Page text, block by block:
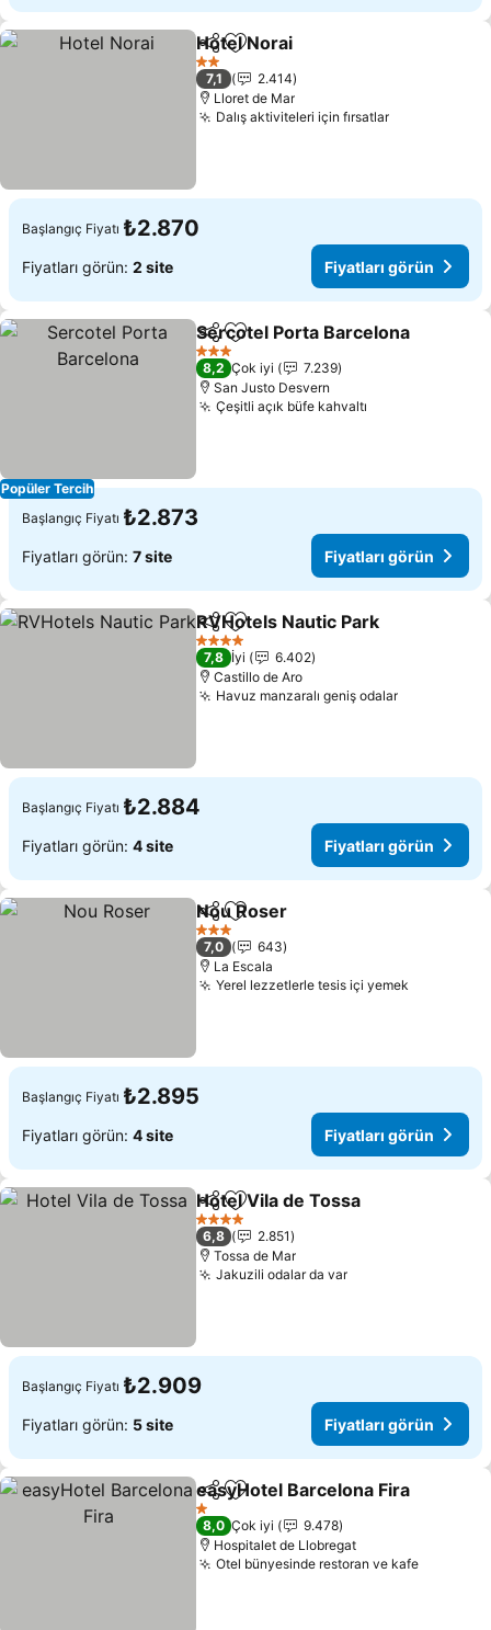
PaylaşFavorilerime ekle
Hotel Norai
2 Yıldız
7,1
2.414
Lloret de Mar
Dalış aktiviteleri için fırsatlarFiyatları
Başlangıç Fiyatı ₺2.870
Fiyatları görün: 2 site Fiyatları görün
Popüler Tercih
PaylaşFavorilerime ekle
Sercotel Porta Barcelona
3 Yıldız
8,2 Çok iyi
7.239
San Justo Desvern
Çeşitli açık büfe kahvaltı
Başlangıç Fiyatı ₺2.873
Fiyatları görün: 7 site Fiyatları görün
PaylaşFavorilerime ekle
RVHotels Nautic Park
4 Yıldız
7,8 İyi
6.402
Castillo de Aro
Havuz manzaralı geniş odalarFiyatları
Başlangıç Fiyatı ₺2.884
Fiyatları görün: 4 site Fiyatları görün
PaylaşFavorilerime ekle
Nou Roser
3 Yıldız
7,0
643
La Escala
Yerel lezzetlerle tesis içi yemek
Başlangıç Fiyatı ₺2.895
Fiyatları görün: 4 site Fiyatları görün
PaylaşFavorilerime ekle
Hotel Vila de Tossa
4 Yıldız
6,8
2.851
Tossa de Mar
Jakuzili odalar da varFiyatları görün
Başlangıç Fiyatı ₺2.909
Fiyatları görün: 5 site Fiyatları görün
PaylaşFavorilerime ekle
easyHotel Barcelona Fira
1 Yıldız
8,0 Çok iyi
9.478
Hospitalet de Llobregat
Otel bünyesinde restoran ve kafe